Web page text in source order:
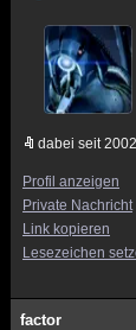
dabei seit 2002
Profil anzeigen
Private Nachricht
Link kopieren
Lesezeichen
factor